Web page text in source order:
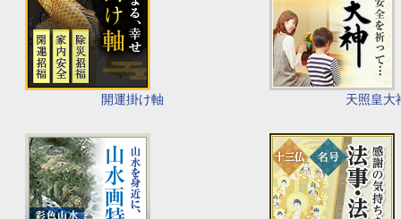
開運掛け軸 天照皇大